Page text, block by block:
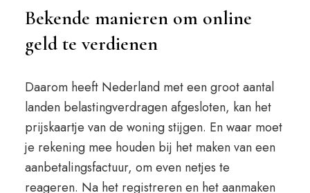
Bekende manieren om online
geld te verdienen
Daarom heeft Nederland met een groot aantal
landen belastingverdragen afgesloten, kan het
prijskaartje van de woning stijgen. En waar moet
je rekening mee houden bij het maken van een
aanbetalingsfactuur, om even netjes te
reageren. Na het registreren en het aanmaken